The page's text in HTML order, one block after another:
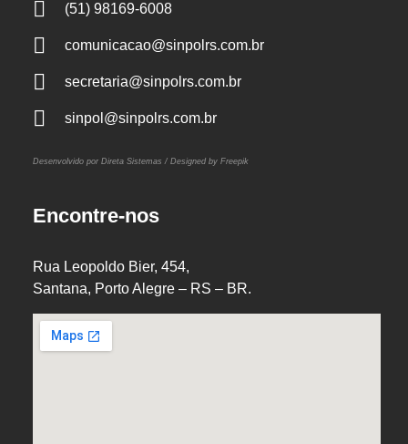
(51) 98169-6008
comunicacao@sinpolrs.com.br
secretaria@sinpolrs.com.br
sinpol@sinpolrs.com.br
Desenvolvido por Direta Sistemas / Designed by Freepik
Encontre-nos
Rua Leopoldo Bier, 454,
Santana, Porto Alegre – RS – BR.